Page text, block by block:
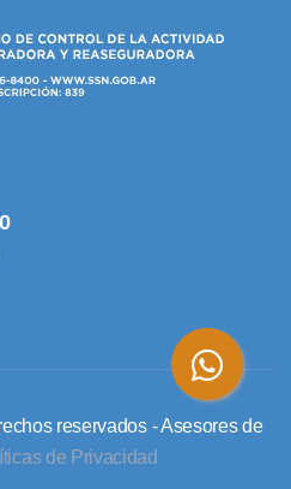
reservados - Asesores de
de Privacidad